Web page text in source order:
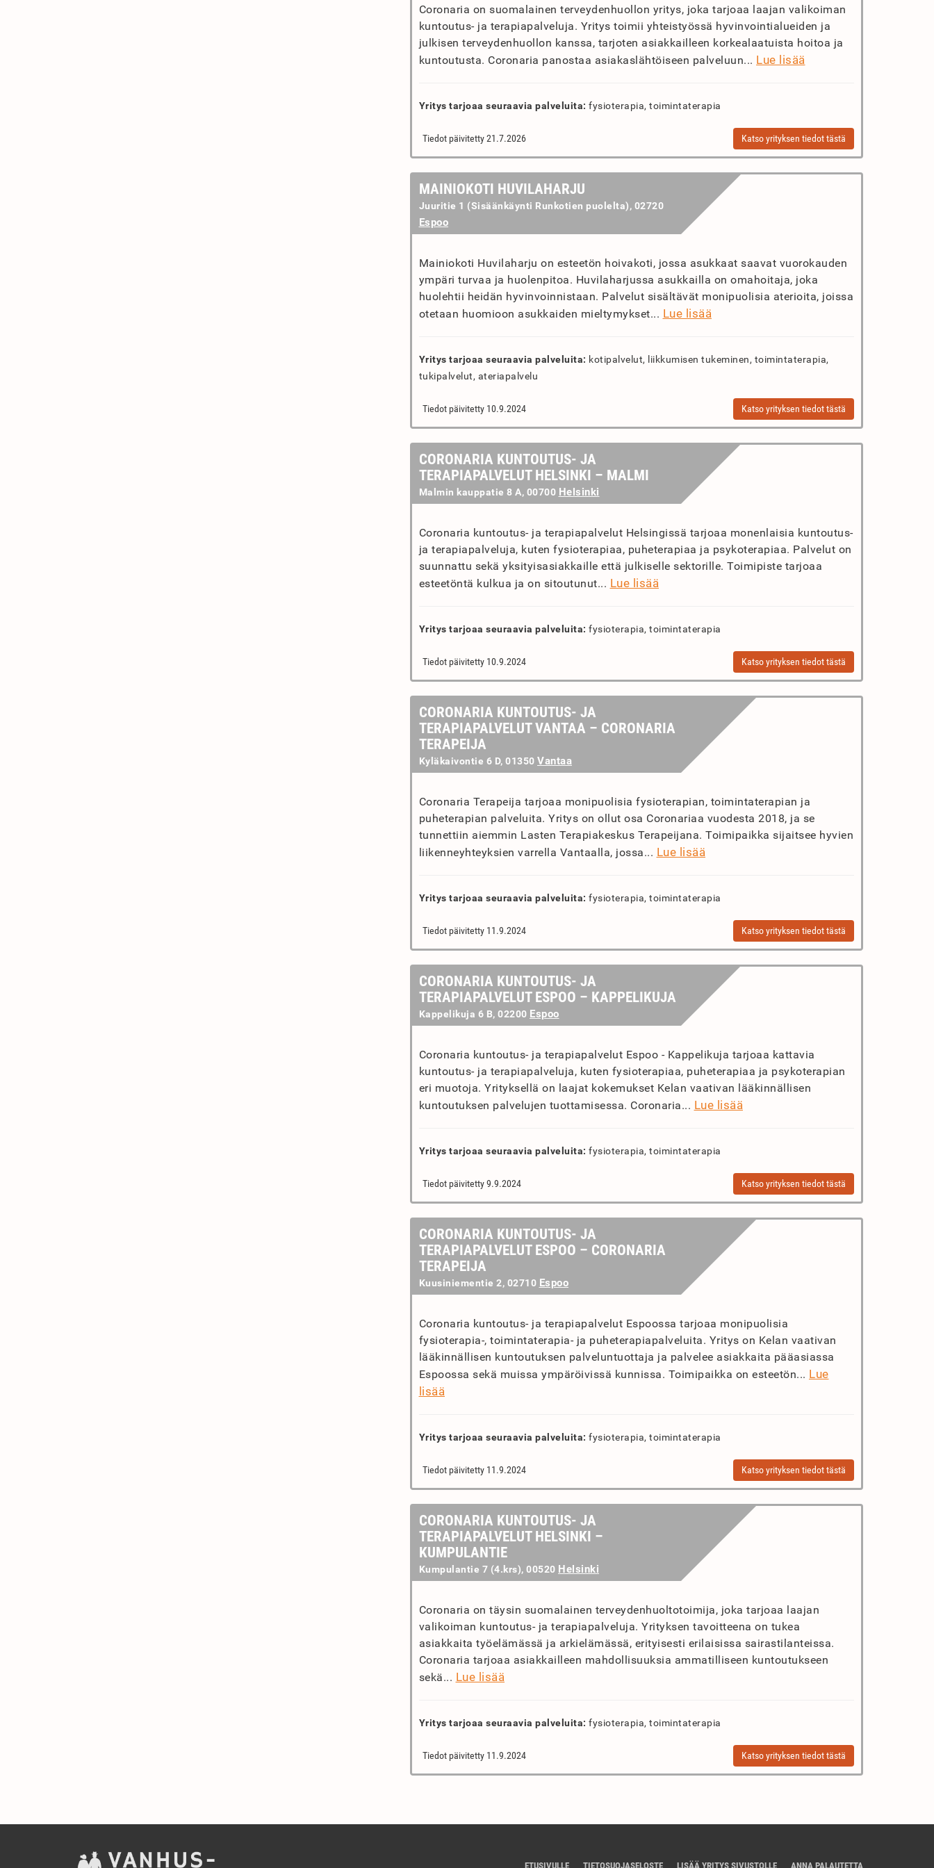
Coronaria on suomalainen terveydenhuollon yritys, joka tarjoaa laajan valikoiman
kuntoutus- ja terapiapalveluja. Yritys toimii yhteistyössä hyvinvointialueiden ja
julkisen terveydenhuollon kanssa, tarjoten asiakkailleen korkealaatuista hoitoa ja
kuntoutusta. Coronaria panostaa asiakaslähtöiseen palveluun... Lue lisää
Yritys tarjoaa seuraavia palveluita: fysioterapia, toimintaterapia
Tiedot päivitetty 21.7.2026 Katso yrityksen tiedot tästä
MAINIOKOTI HUVILAHARJU
Juuritie 1 (Sisäänkäynti Runkotien puolelta), 02720
Espoo
Mainiokoti Huvilaharju on esteetön hoivakoti, jossa asukkaat saavat vuorokauden
ympäri turvaa ja huolenpitoa. Huvilaharjussa asukkailla on omahoitaja, joka
huolehtii heidän hyvinvoinnistaan. Palvelut sisältävät monipuolisia aterioita, joissa
otetaan huomioon asukkaiden mieltymykset... Lue lisää
Yritys tarjoaa seuraavia palveluita: kotipalvelut, liikkumisen tukeminen, toimintaterapia,
tukipalvelut, ateriapalvelu
Tiedot päivitetty 10.9.2024 Katso yrityksen tiedot tästä
CORONARIA KUNTOUTUS- JA
TERAPIAPALVELUT HELSINKI – MALMI
Malmin kauppatie 8 A, 00700 Helsinki
Coronaria kuntoutus- ja terapiapalvelut Helsingissä tarjoaa monenlaisia kuntoutus-
ja terapiapalveluja, kuten fysioterapiaa, puheterapiaa ja psykoterapiaa. Palvelut on
suunnattu sekä yksityisasiakkaille että julkiselle sektorille. Toimipiste tarjoaa
esteetöntä kulkua ja on sitoutunut... Lue lisää
Yritys tarjoaa seuraavia palveluita: fysioterapia, toimintaterapia
Tiedot päivitetty 10.9.2024 Katso yrityksen tiedot tästä
CORONARIA KUNTOUTUS- JA
TERAPIAPALVELUT VANTAA – CORONARIA
TERAPEIJA
Kyläkaivontie 6 D, 01350 Vantaa
Coronaria Terapeija tarjoaa monipuolisia fysioterapian, toimintaterapian ja
puheterapian palveluita. Yritys on ollut osa Coronariaa vuodesta 2018, ja se
tunnettiin aiemmin Lasten Terapiakeskus Terapeijana. Toimipaikka sijaitsee hyvien
liikenneyhteyksien varrella Vantaalla, jossa... Lue lisää
Yritys tarjoaa seuraavia palveluita: fysioterapia, toimintaterapia
Tiedot päivitetty 11.9.2024 Katso yrityksen tiedot tästä
CORONARIA KUNTOUTUS- JA
TERAPIAPALVELUT ESPOO – KAPPELIKUJA
Kappelikuja 6 B, 02200 Espoo
Coronaria kuntoutus- ja terapiapalvelut Espoo - Kappelikuja tarjoaa kattavia
kuntoutus- ja terapiapalveluja, kuten fysioterapiaa, puheterapiaa ja psykoterapian
eri muotoja. Yrityksellä on laajat kokemukset Kelan vaativan lääkinnällisen
kuntoutuksen palvelujen tuottamisessa. Coronaria... Lue lisää
Yritys tarjoaa seuraavia palveluita: fysioterapia, toimintaterapia
Tiedot päivitetty 9.9.2024 Katso yrityksen tiedot tästä
CORONARIA KUNTOUTUS- JA
TERAPIAPALVELUT ESPOO – CORONARIA
TERAPEIJA
Kuusiniementie 2, 02710 Espoo
Coronaria kuntoutus- ja terapiapalvelut Espoossa tarjoaa monipuolisia
fysioterapia-, toimintaterapia- ja puheterapiapalveluita. Yritys on Kelan vaativan
lääkinnällisen kuntoutuksen palveluntuottaja ja palvelee asiakkaita pääasiassa
Espoossa sekä muissa ympäröivissä kunnissa. Toimipaikka on esteetön... Lue
lisää
Yritys tarjoaa seuraavia palveluita: fysioterapia, toimintaterapia
Tiedot päivitetty 11.9.2024 Katso yrityksen tiedot tästä
CORONARIA KUNTOUTUS- JA
TERAPIAPALVELUT HELSINKI –
KUMPULANTIE
Kumpulantie 7 (4.krs), 00520 Helsinki
Coronaria on täysin suomalainen terveydenhuoltotoimija, joka tarjoaa laajan
valikoiman kuntoutus- ja terapiapalveluja. Yrityksen tavoitteena on tukea
asiakkaita työelämässä ja arkielämässä, erityisesti erilaisissa sairastilanteissa.
Coronaria tarjoaa asiakkailleen mahdollisuuksia ammatilliseen kuntoutukseen
sekä... Lue lisää
Yritys tarjoaa seuraavia palveluita: fysioterapia, toimintaterapia
Tiedot päivitetty 11.9.2024 Katso yrityksen tiedot tästä
ETUSIVULLE TIETOSUOJASELOSTE LISÄÄ YRITYS SIVUSTOLLE ANNA PALAUTETTA